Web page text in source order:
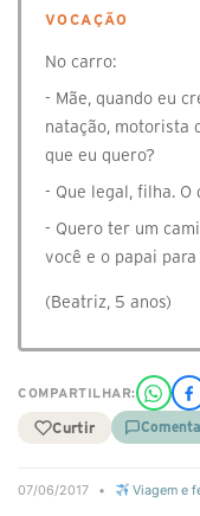
VOCAÇÃO
No carro:
- Mãe, quando eu
natação, motorista
que eu quero?
- Que legal, filha. O
- Quero ter um
você e o papai para
(Beatriz, 5 anos)
COMPARTILHAR:
Curtir
07/06/2017 • Viagem e